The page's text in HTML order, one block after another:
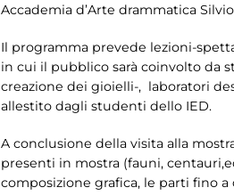
Accademia d’Arte drammatica
Il programma prevede lezioni-
in cui il pubblico sarà coinvolto da
creazione dei gioielli-, laboratori
allestito dagli studenti dello IED.
A conclusione della visita alla
presenti in mostra (fauni,
composizione grafica, le parti fino